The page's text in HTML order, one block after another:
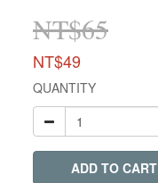
NT$65
NT$49
QUANTITY
ADD TO CART